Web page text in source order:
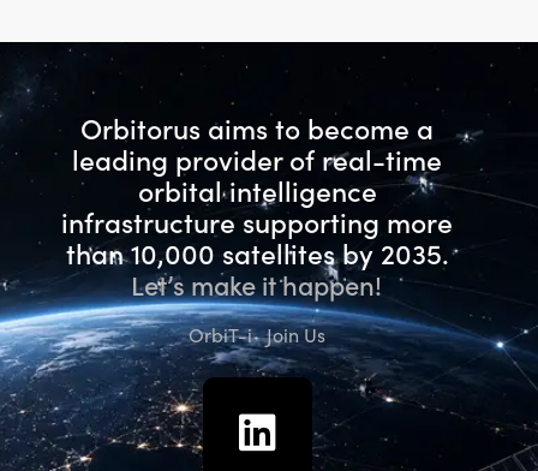
Orbitorus aims to become a
leading provider of real-time
orbital intelligence
infrastructure supporting more
than 10,000 satellites by 2035.
Let’s make it happen!
OrbiT-i Join Us